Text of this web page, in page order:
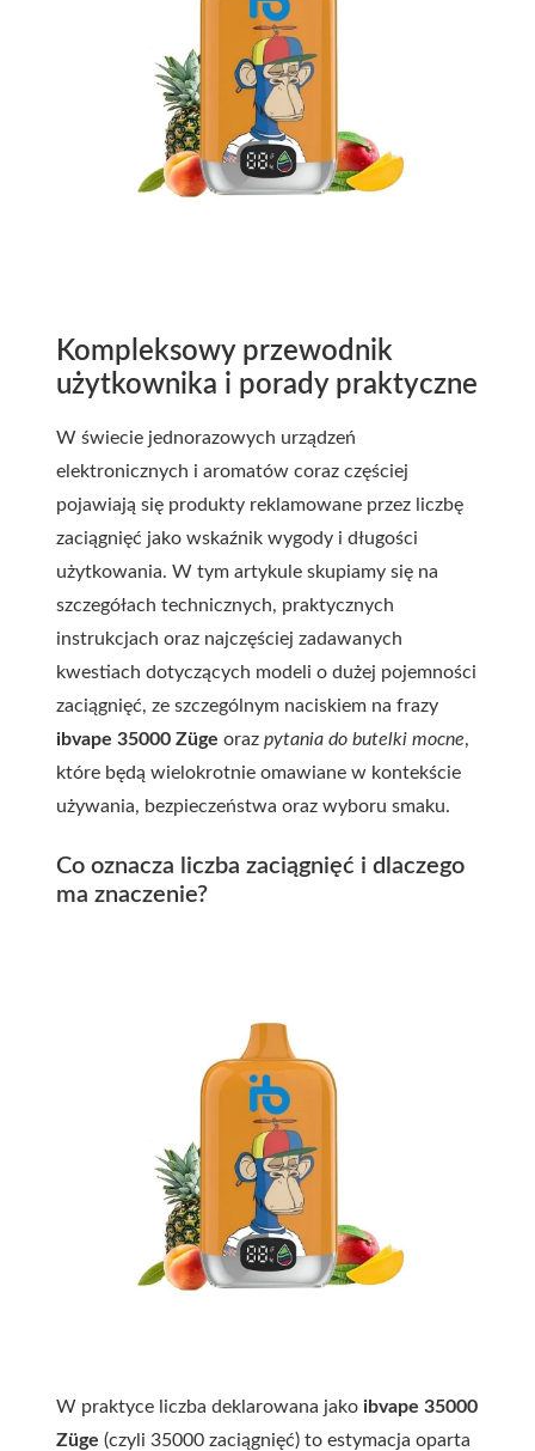
Kompleksowy przewodnik
użytkownika i porady praktyczne
W świecie jednorazowych urządzeń
elektronicznych i aromatów coraz częściej
pojawiają się produkty reklamowane przez liczbę
zaciągnięć jako wskaźnik wygody i długości
użytkowania. W tym artykule skupiamy się na
szczegółach technicznych, praktycznych
instrukcjach oraz najczęściej zadawanych
kwestiach dotyczących modeli o dużej pojemności
zaciągnięć, ze szczególnym naciskiem na frazy
ibvape 35000 Züge oraz pytania do butelki mocne,
które będą wielokrotnie omawiane w kontekście
używania, bezpieczeństwa oraz wyboru smaku.
Co oznacza liczba zaciągnięć i dlaczego
ma znaczenie?
W praktyce liczba deklarowana jako ibvape 35000
Züge (czyli 35000 zaciągnięć) to estymacja oparta